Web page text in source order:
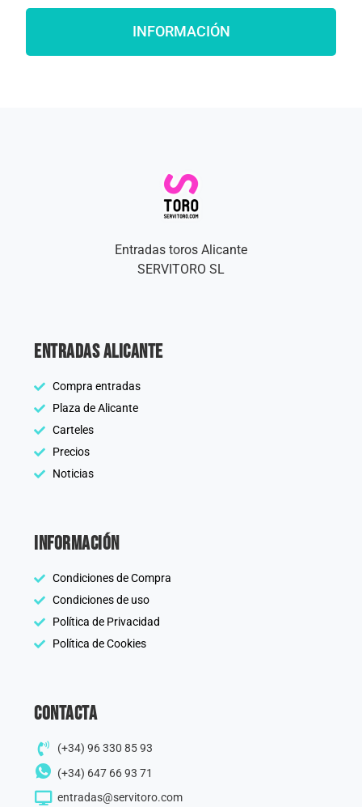
INFORMACIÓN
Entradas toros Alicante
SERVITORO SL
Entradas Alicante
Compra entradas
Plaza de Alicante
Carteles
Precios
Noticias
información
Condiciones de Compra
Condiciones de uso
Política de Privacidad
Política de Cookies
Contacta
(+34) 96 330 85 93
(+34) 647 66 93 71
entradas@servitoro.com